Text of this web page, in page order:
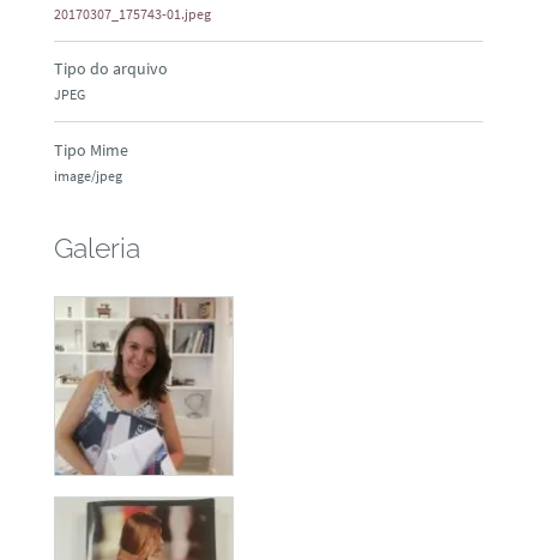
20170307_175743-01.jpeg
Tipo do arquivo
JPEG
Tipo Mime
image/jpeg
Galeria